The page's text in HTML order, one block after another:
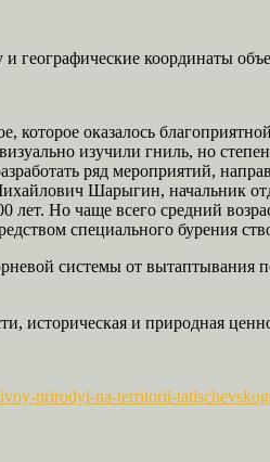
географические координаты
оказалось
изучили гниль, но
ряд мероприятий,
Шарыгин, начальник
Но чаще всего средний
специального бурения
системы от
историческая и природная
prirodyi-na-territorii-